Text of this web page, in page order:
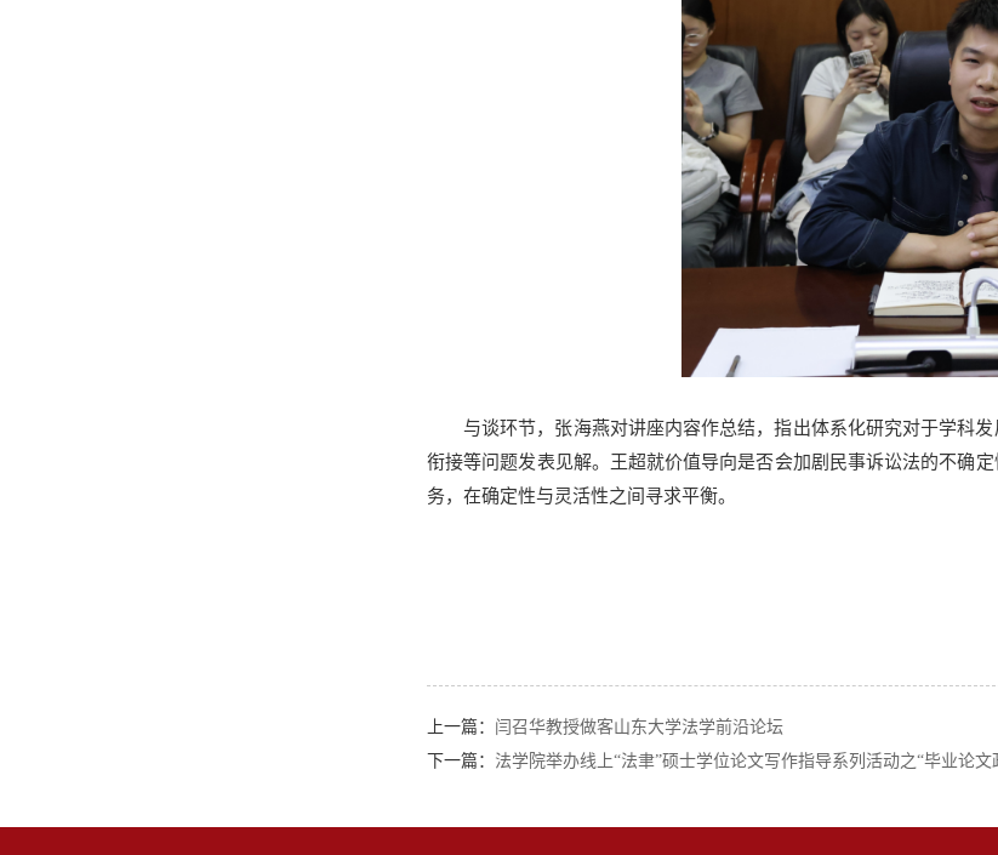
与谈环节，张海燕对讲座内容作总结，指出体系化研究对于学科
衔接等问题发表见解。王超就价值导向是否会加剧民事诉讼法的不确
务，在确定性与灵活性之间寻求平衡。
上一篇： 闫召华教授做客山东大学法学前沿论坛
下一篇： 法学院举办线上“法聿”硕士学位论文写作指导系列活动之“毕业论文